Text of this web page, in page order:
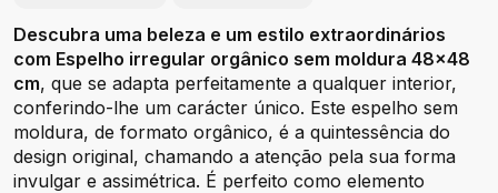
Descubra uma beleza e um estilo extraordinários
com Espelho irregular orgânico sem moldura 48x48
cm, que se adapta perfeitamente a qualquer interior,
conferindo-lhe um carácter único. Este espelho sem
moldura, de formato orgânico, é a quintessência do
design original, chamando a atenção pela sua forma
invulgar e assimétrica. É perfeito como elemento